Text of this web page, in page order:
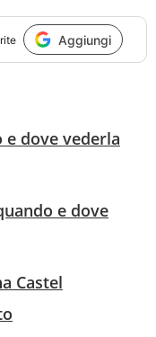
Aggiungi
e dove vederla
e dove
Castel